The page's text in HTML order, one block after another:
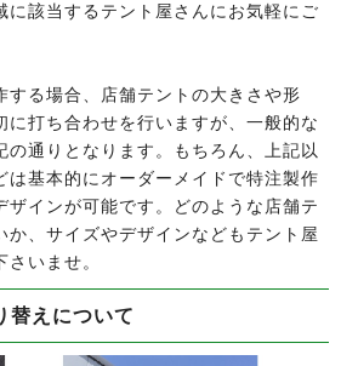
に該当するテント屋さんにお気軽にご
する場合、店舗テントの大きさや形
に打ち合わせを行いますが、一般的な
の通りとなります。もちろん、上記以
は基本的にオーダーメイドで特注製作
ザインが可能です。どのような店舗テ
か、サイズやデザインなどもテント屋
いませ。
替えについて